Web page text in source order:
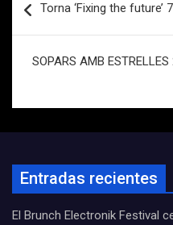
de
Torna ‘Fixing the future’
SOPARS AMB
Entradas recientes
El Brunch Electronik Festival